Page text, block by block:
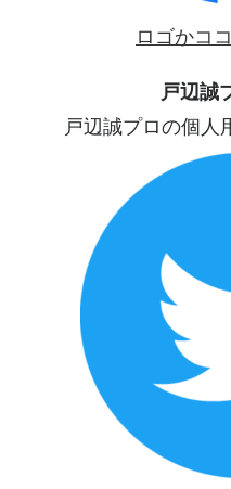
ロゴかコ
戸辺誠
戸辺誠プロの個人